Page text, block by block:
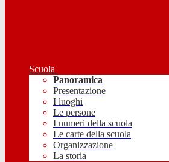
Scuola
Panoramica
Presentazione
I luoghi
Le persone
I numeri della scuola
Le carte della scuola
Organizzazione
La storia